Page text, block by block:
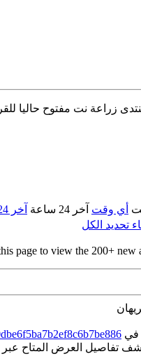
أي وقت آخر 24 ساعة آخر 24 ساعة
تحديد الكل
page to view the 200+ new
في
تفاصيل العرض المتاح عبر